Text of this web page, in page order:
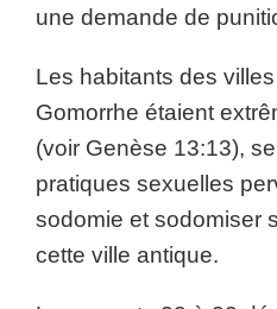
une demande de
Les habitants des
Gomorrhe étaient
(voir Genèse 13:13),
pratiques sexuelles
sodomie et sodomiser
cette ville antique.